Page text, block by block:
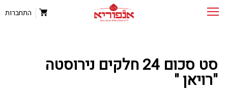
התחברות
סט סכום 24 חלקים נירוסטה
"רויאן "